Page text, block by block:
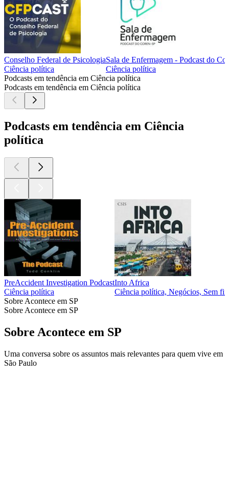
Conselho Federal de Psicologia
Ciência política
Sala de Enfermagem - Podcast do
Ciência política
Podcasts em tendência em Ciência política
Podcasts em tendência em Ciência política
Podcasts em tendência em Ciência
política
PreAccident Investigation Podcast
Ciência política
Into Africa
Ciência política, Negócios, Sem
Sobre Acontece em SP
Sobre Acontece em SP
Sobre Acontece em SP
Uma conversa sobre os assuntos mais relevantes para quem vive em
São Paulo